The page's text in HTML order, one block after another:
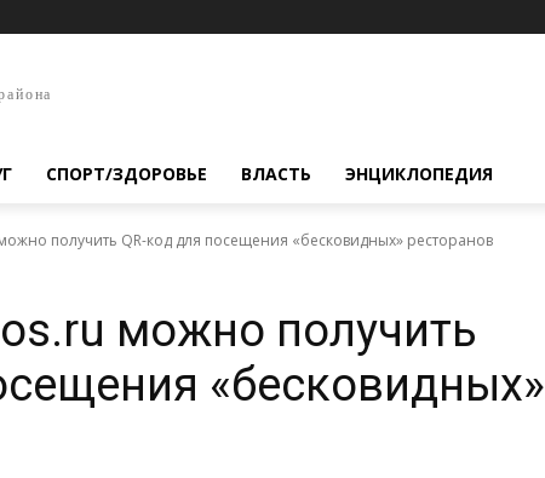
СПОРТ/ЗДОРОВЬЕ ВЛАСТЬ ЭНЦИКЛОПЕДИЯ
получить QR-код для посещения «бесковидных» ресторанов
можно получить
«бесковидных»